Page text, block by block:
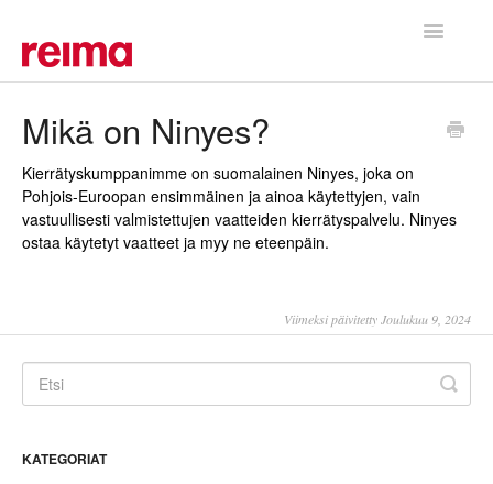
Toggle
Mikä on Ninyes?
Kierrätyskumppanimme on suomalainen Ninyes, joka on
Pohjois-Euroopan ensimmäinen ja ainoa käytettyjen, vain
vastuullisesti valmistettujen vaatteiden kierrätyspalvelu. Ninyes
ostaa käytetyt vaatteet ja myy ne eteenpäin.
Viimeksi päivitetty Joulukuu 9, 2024
KATEGORIAT